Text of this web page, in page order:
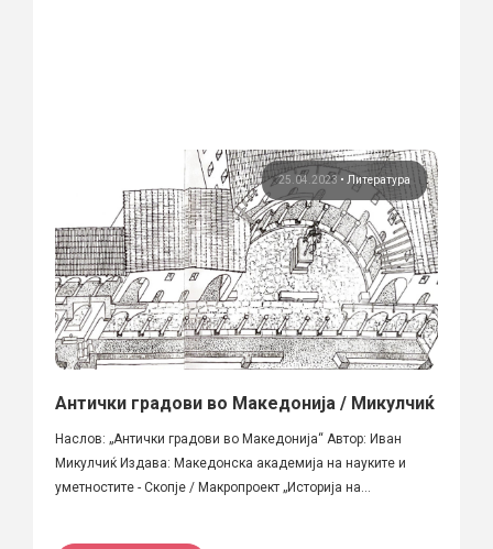
25.04.2023 • Литература
Антички градови во Македонија / Микулчиќ
Наслов: „Антички градови во Македонија“ Автор: Иван
Микулчиќ Издава: Македонска академија на науките и
уметностите - Скопје / Макропроект „Историја на...